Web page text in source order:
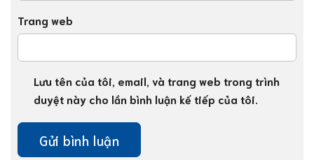
Trang web
Lưu tên của tôi, email, và trang web trong trình
duyệt này cho lần bình luận kế tiếp của tôi.